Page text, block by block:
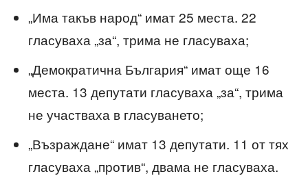
„Има такъв народ“ имат 25 места. 22
гласуваха „за“, трима не гласуваха;
„Демократична България“ имат още 16
места. 13 депутати гласуваха „за“, трима
не участваха в гласуването;
„Възраждане“ имат 13 депутати. 11 от тях
гласуваха „против“, двама не гласуваха.